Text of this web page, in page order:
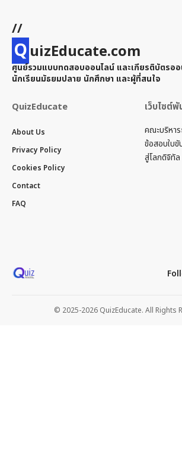
//
QuizEducate.com
ศูนย์รวมแบบทดสอบออนไลน์ และเกียรติบัตรอ
นักเรียนมัธยมปลาย นักศึกษา และผู้ที่สนใจ
QuizEducate
About Us
Privacy Policy
Cookies Policy
Contact
FAQ
เว็บไซต์
คณะบริหา
ข้อสอบใบขั
สู่โลกดิจิทัล
© 2025-2026 QuizEducate. All Rights